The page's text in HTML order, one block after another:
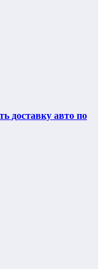
доставку авто по